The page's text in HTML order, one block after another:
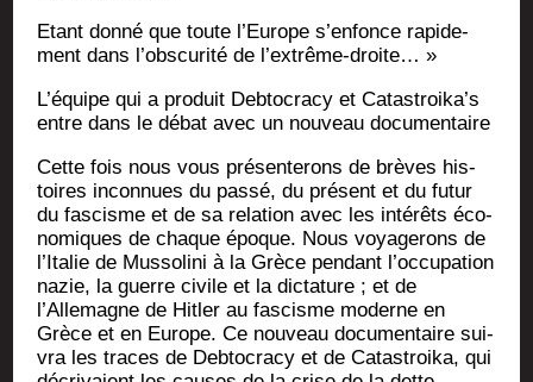
Etant don­né que toute l’Europe s’enfonce rapi­de­
ment dans l’obscurité de l’extrême-droite… »
L’équipe qui a pro­duit Deb­to­cra­cy et Catastroika’s
entre dans le débat avec un nou­veau documentaire
Cette fois nous vous pré­sen­te­rons de brèves his­
toires incon­nues du pas­sé, du pré­sent et du futur
du fas­cisme et de sa rela­tion avec les inté­rêts éco­
no­miques de chaque époque. Nous voya­ge­rons de
l’Italie de Mus­so­li­ni à la Grèce pen­dant l’occupation
nazie, la guerre civile et la dic­ta­ture ; et de
l’Allemagne de Hit­ler au fas­cisme moderne en
Grèce et en Europe. Ce nou­veau docu­men­taire sui­
vra les traces de Deb­to­cra­cy et de Catas­troi­ka, qui